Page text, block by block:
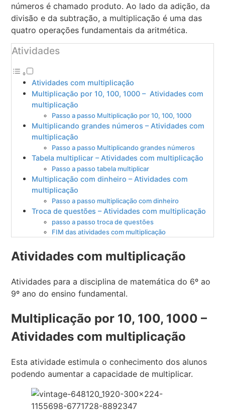
números é chamado produto. Ao lado da adição, da
divisão e da subtração, a multiplicação é uma das
quatro operações fundamentais da aritmética.
Atividades
Atividades com multiplicação
Multiplicação por 10, 100, 1000 – Atividades com
multiplicação
Passo a passo Multiplicação por 10, 100, 1000
Multiplicando grandes números – Atividades com
multiplicação
Passo a passo Multiplicando grandes números
Tabela multiplicar – Atividades com multiplicação
Passo a passo tabela multiplicar
Multiplicação com dinheiro – Atividades com
multiplicação
Passo a passo multiplicação com dinheiro
Troca de questões – Atividades com multiplicação
passo a passo troca de questões
FIM das atividades com multiplicação
Atividades com multiplicação
Atividades para a disciplina de matemática do 6º ao
9º ano do ensino fundamental.
Multiplicação por 10, 100, 1000 –
Atividades com multiplicação
Esta atividade estimula o conhecimento dos alunos
podendo aumentar a capacidade de multiplicar.